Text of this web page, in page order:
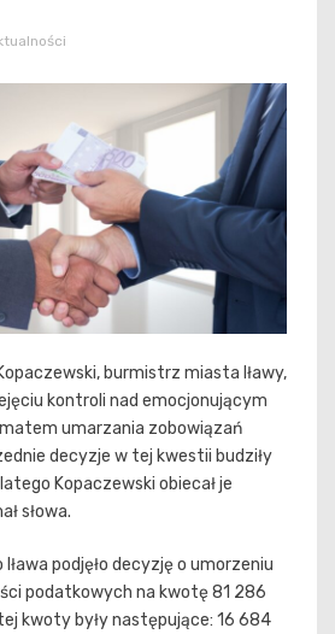
burmistrz miasta Iławy,
kontroli nad emocjonującym
umarzania zobowiązań
decyzje w tej kwestii budziły
Kopaczewski obiecał je
słowa.
podjęło decyzję o umorzeniu
podatkowych na kwotę 81 286
kwoty były następujące: 16 684